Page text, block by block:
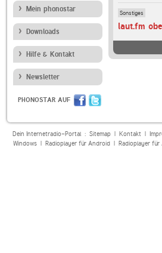
Mein phonostar
Downloads
Hilfe & Kontakt
Newsletter
PHONOSTAR AUF
Sonstiges
laut.fm
Dein Internetradio-Portal : Sitemap| Kontakt|
Windows| Radioplayer für Android| Radioplayer